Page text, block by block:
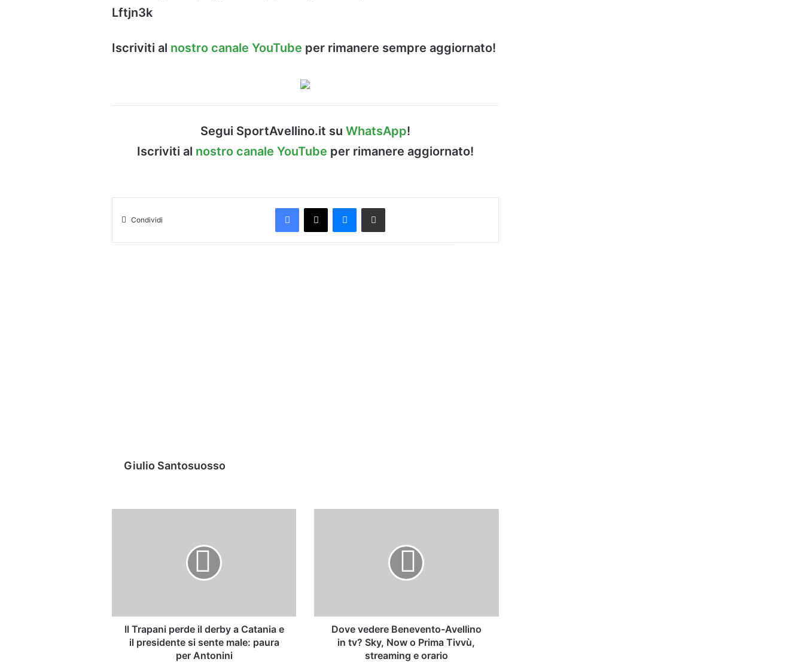
Lftjn3k
Iscriviti al nostro canale YouTube per rimanere sempre aggiornato!
Segui SportAvellino.it su WhatsApp!
Iscriviti al nostro canale YouTube per rimanere aggiornato!
Condividi
Facebook
X Messenger
Condividi via Email
Giulio Santosuosso
il
presidente
Il Trapani perde il derby a Catania e
il presidente si sente male: paura
per Antonini
o
PrimaDove vedere Benevento-Avellino
in tv? Sky, Now o Prima Tivvù,
streaming e orario